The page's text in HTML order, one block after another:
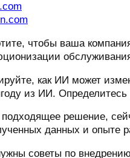
чтобы ваша
как ИИ может
из ИИ.
решение,
данных и опыте
советы по